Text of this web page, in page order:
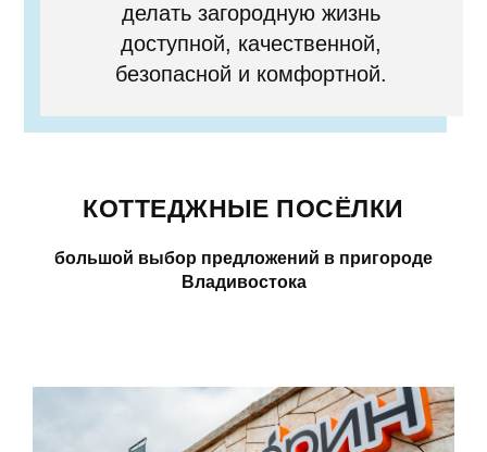
делать загородную жизнь
доступной, качественной,
безопасной и комфортной.
КОТТЕДЖНЫЕ ПОСЁЛКИ
большой выбор предложений в пригороде
Владивостока